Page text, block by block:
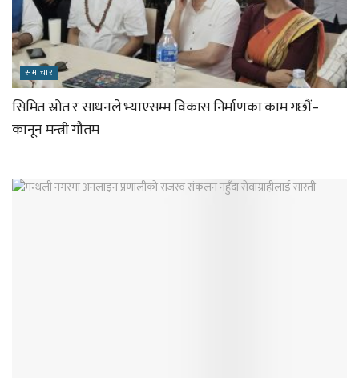
समाचार
सिमित स्रोत र साधनले भ्याएसम्म विकास निर्माणका काम गछौं–
कानून मन्त्री गौतम